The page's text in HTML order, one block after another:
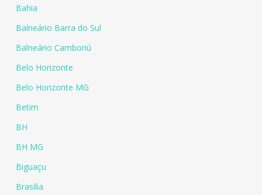
Bahia
Balneário Barra do Sul
Balneário Camboriú
Belo Horizonte
Belo Horizonte MG
Betim
BH
BH MG
Biguaçu
Brasília